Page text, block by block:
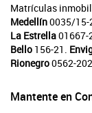
Matrículas
Medellín0035/15-
La Estrella01667-
Bello 156-21.
Rionegro0562-
Mantente en